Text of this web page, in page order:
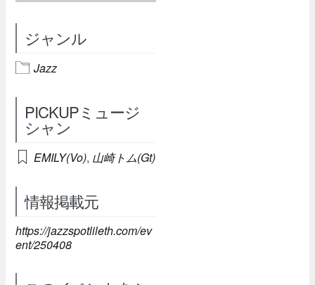
ジャンル
Jazz
PICKUPミュージ
シャン
EMILY(Vo), 山崎トム(Gt)
情報掲載元
https://jazzspotlileth.com/ev
ent/250408